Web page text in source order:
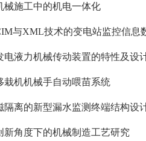
施工中的机电一体化
XML技术的变电站监控信息
液力机械传动装置的特性及设
机机械手自动喂苗系统
离的新型漏水监测终端结构设
角度下的机械制造工艺研究